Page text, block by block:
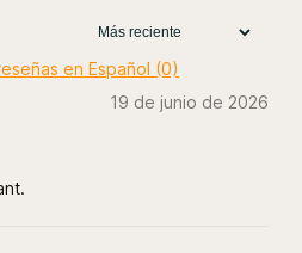
en Español (0)
19 de junio de 2026